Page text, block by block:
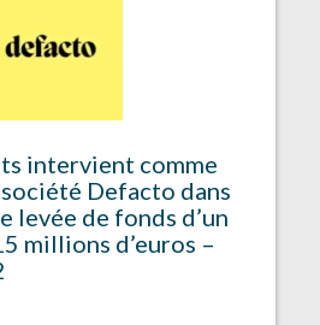
intervient comme
Defacto dans
levée de fonds d’un
millions d’euros –